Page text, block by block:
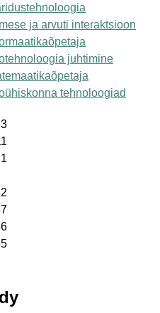
ja arvuti interaktsioon
juhtimine
tehnoloogiad
3
1